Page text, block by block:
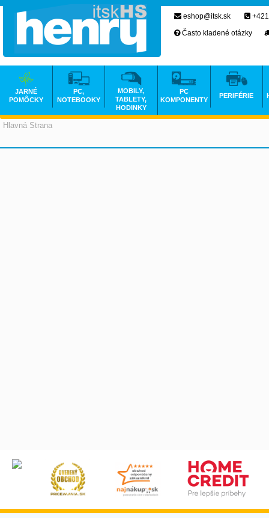
Hlavná Strana
eshop@itsk.sk
Často kladené otázky
JARNÉ
POMÔCKY
PC,
NOTEBOOKY
MOBILY,
TABLETY,
HODINKY
PC
KOMPONENTY
PERIFÉRIE